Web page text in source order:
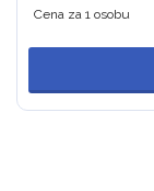
Cena za 1 osobu